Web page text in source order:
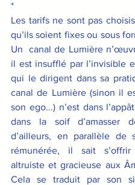
*
Les tarifs ne sont pas
qu’ils soient fixes ou sous
Un  canal de Lumière
il est insufflé par l’invisible
qui le dirigent dans sa
canal de Lumière (sinon il
son ego...) n’est dans
dans la soif d’amasser
d’ailleurs, en parallèle de
rémunérée, il sait
altruiste et gracieuse aux
Cela se traduit par son